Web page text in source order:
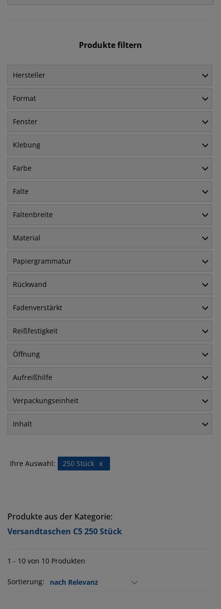
Produkte filtern
Hersteller
Format
Fenster
Klebung
Farbe
Falte
Faltenbreite
Material
Papiergrammatur
Rückwand
Fadenverstärkt
Reißfestigkeit
Öffnung
Aufreißhilfe
Verpackungseinheit
Inhalt
Ihre Auswahl: x
250 Stück
Produkte aus der Kategorie:
Versandtaschen C5 250 Stück
1 - 10 von 10 Produkten
Sortierung: